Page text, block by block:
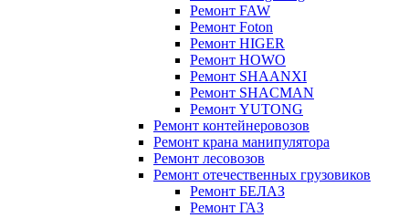
Ремонт FAW
Ремонт Foton
Ремонт HIGER
Ремонт HOWO
Ремонт SHAANXI
Ремонт SHACMAN
Ремонт YUTONG
Ремонт контейнеровозов
Ремонт крана манипулятора
Ремонт лесовозов
Ремонт отечественных грузовиков
Ремонт БЕЛАЗ
Ремонт ГАЗ